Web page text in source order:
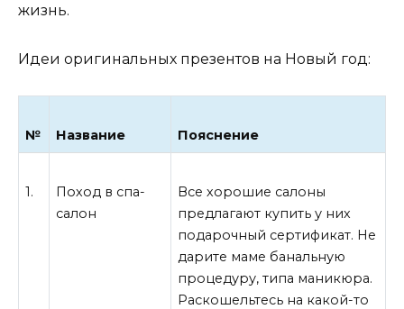
жизнь.
Идеи оригинальных презентов на Новый год:
№ Название Пояснение
1.
Поход в спа-
салон
Все хорошие салоны
предлагают купить у них
подарочный сертификат. Не
дарите маме банальную
процедуру, типа маникюра.
Раскошельтесь на какой-то